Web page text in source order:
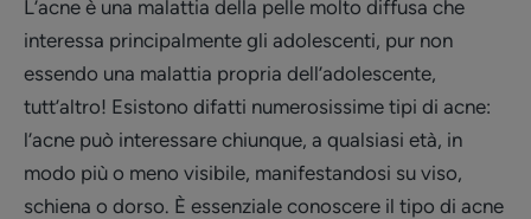
L’acne è una malattia della pelle molto diffusa che
interessa principalmente gli adolescenti, pur non
essendo una malattia propria dell’adolescente,
tutt’altro! Esistono difatti numerosissime tipi di acne:
l’acne può interessare chiunque, a qualsiasi età, in
modo più o meno visibile, manifestandosi su viso,
schiena o dorso. È essenziale conoscere il tipo di acne